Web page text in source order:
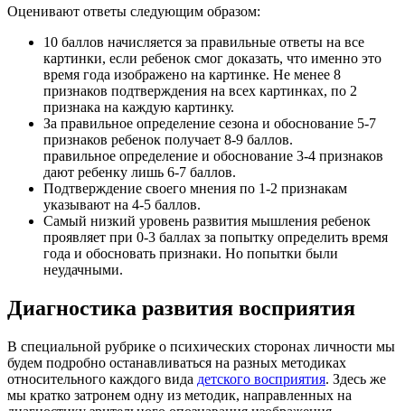
Оценивают ответы следующим образом:
10 баллов начисляется за правильные ответы на все
картинки, если ребенок смог доказать, что именно это
время года изображено на картинке. Не менее 8
признаков подтверждения на всех картинках, по 2
признака на каждую картинку.
За правильное определение сезона и обоснование 5-7
признаков ребенок получает 8-9 баллов.
правильное определение и обоснование 3-4 признаков
дают ребенку лишь 6-7 баллов.
Подтверждение своего мнения по 1-2 признакам
указывают на 4-5 баллов.
Самый низкий уровень развития мышления ребенок
проявляет при 0-3 баллах за попытку определить время
года и обосновать признаки. Но попытки были
неудачными.
Диагностика развития восприятия
В специальной рубрике о психических сторонах личности мы
будем подробно останавливаться на разных методиках
относительного каждого вида детского восприятия. Здесь же
мы кратко затронем одну из методик, направленных на